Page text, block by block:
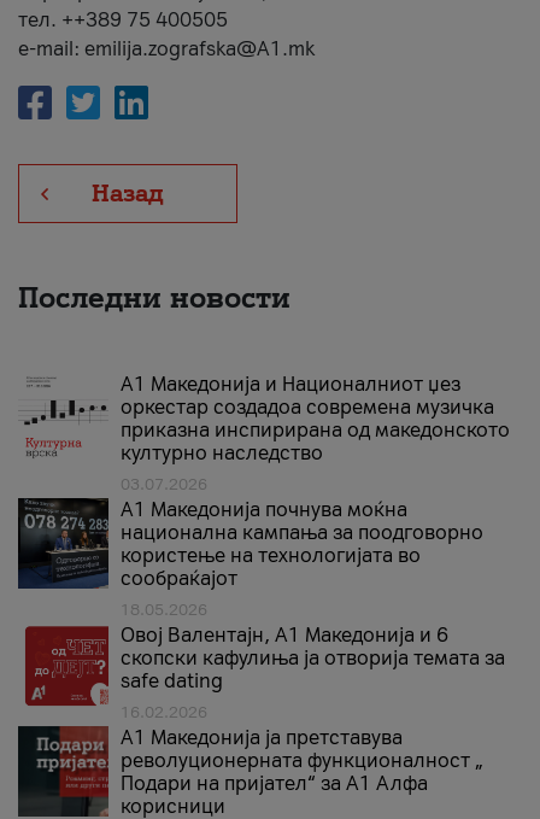
тел. ++389 75 400505
e-mail: emilija.zografska@A1.mk
Назад
Последни новости
А1 Македонија и Националниот џез
оркестар создадоа современа музичка
приказна инспирирана од македонското
културно наследство
03.07.2026
A1 Македонија почнува моќна
национална кампања за поодговорно
користење на технологијата во
сообраќајот
18.05.2026
Овој Валентајн, A1 Македонија и 6
скопски кафулиња ја отворија темата за
safe dating
16.02.2026
А1 Македонија ја претставува
револуционерната функционалност „
Подари на пријател“ за А1 Алфа
корисници